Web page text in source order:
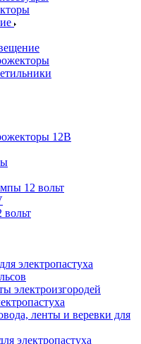
12В
12 вольт
вольт
электропастуха
электроизгородей
ленты и веревки для
электропастуха